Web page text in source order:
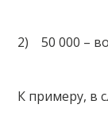
2) 50 000 –
К примеру, в